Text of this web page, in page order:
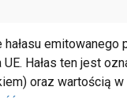
Hałas ten jest
oraz wartością